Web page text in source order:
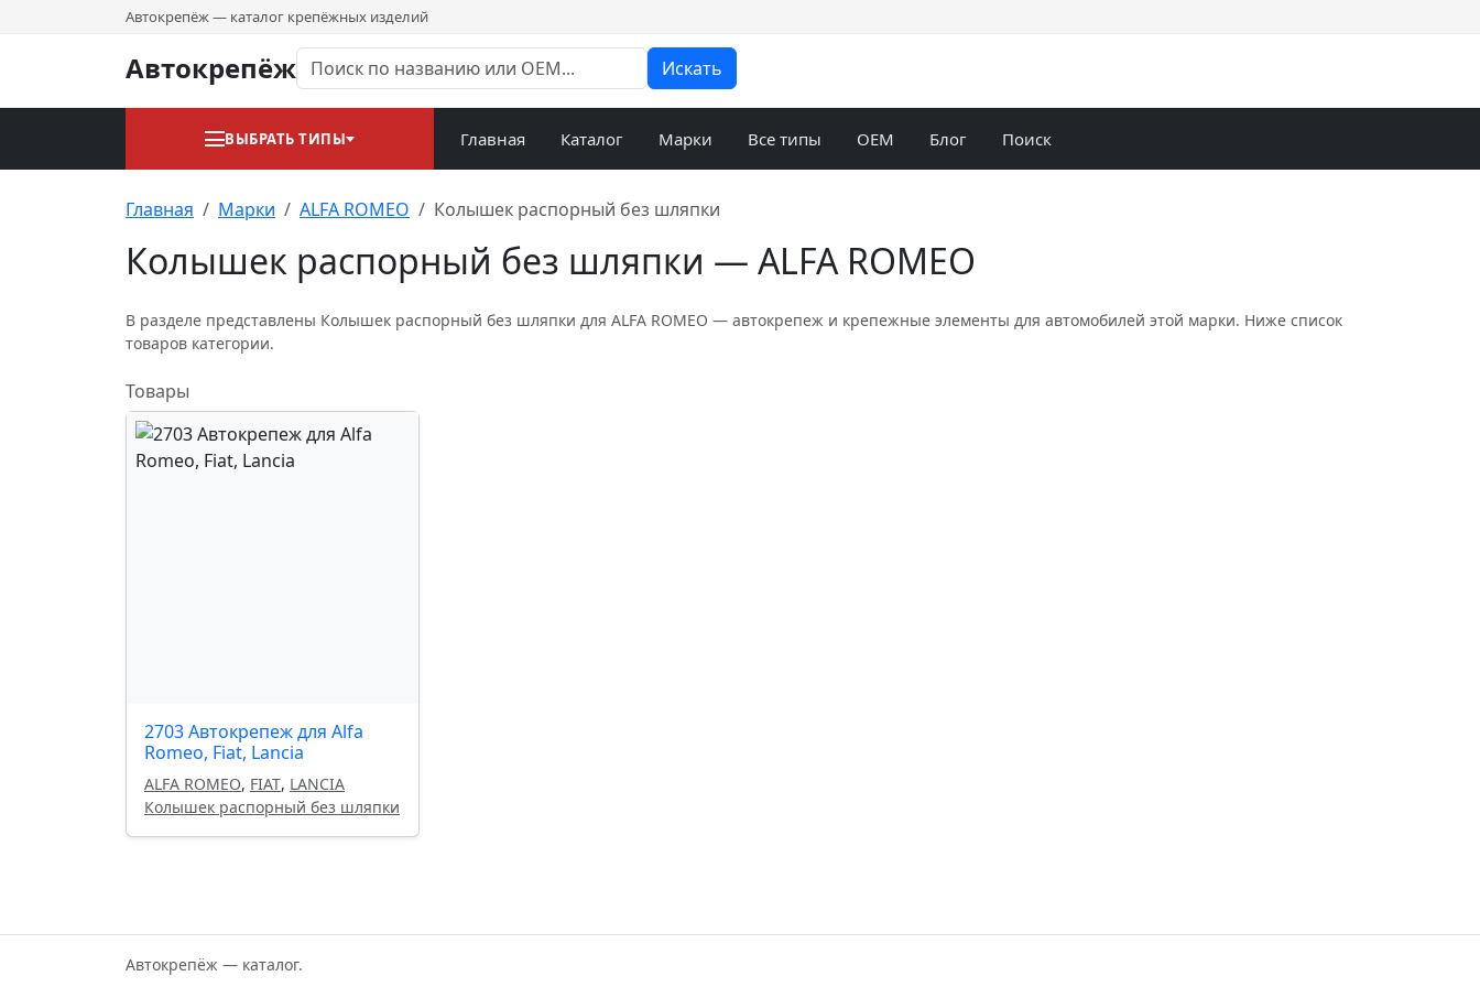
Автокрепёж — каталог крепёжных изделий
Автокрепёж Искать
ВЫБРАТЬ ТИПЫ Главная Каталог Марки Все типы OEM Блог Поиск
Главная Марки ALFA ROMEO Колышек распорный без шляпки
Колышек распорный без шляпки — ALFA ROMEO
В разделе представлены Колышек распорный без шляпки для ALFA ROMEO — автокрепеж и крепежные элементы для автомобилей этой марки. Ниже список
товаров категории.
Товары
2703 Автокрепеж для Alfa
Romeo, Fiat, Lancia
ALFA ROMEO, FIAT, LANCIA
Колышек распорный без шляпки
Автокрепёж — каталог.